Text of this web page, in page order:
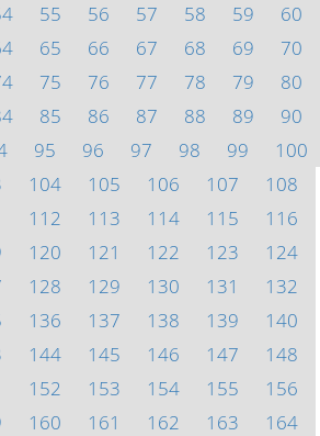
55 56 57 58 59
60
65 66 67 68 69
70
75 76 77 78 79
80
85 86 87 88 89
90
95 96 97 98 99
100
104 105 106 107
108
112 113 114 115
116
120 121 122 123
124
128 129 130 131
132
136 137 138 139
140
144 145 146 147
148
152 153 154 155
156
160 161 162 163
164